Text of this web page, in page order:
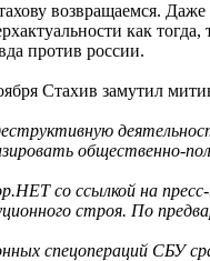
возвращаемся.
как
против россии.
Стахив замутил
общественно-
со ссылкой на
строя. По
спецопераций СБУ